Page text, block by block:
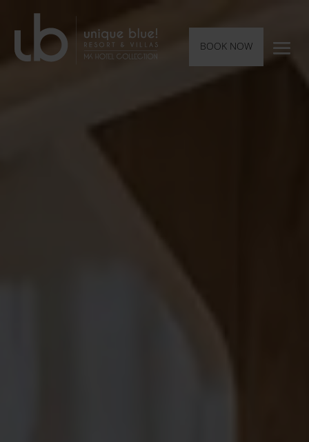
BOOK NOW